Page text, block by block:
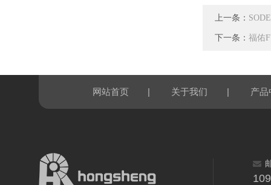
上一条：
下一条： 福佑
网站首页 | 关于我们 | 产品